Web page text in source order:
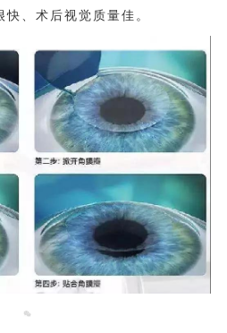
、术后视觉质量佳。